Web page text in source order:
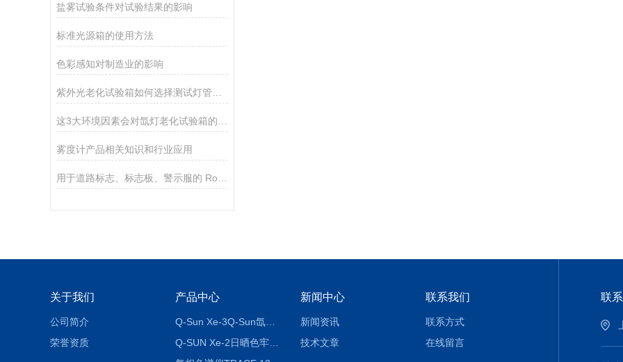
盐雾试验条件对试验结果的影响
标准光源箱的使用方法
色彩感知对制造业的影响
雾度计产品相关知识和行业应用
关于我们
公司简介
荣誉资质
产品中心
Q-Sun Xe-3Q-Sun氙灯老化箱
Q-SUN Xe-2日晒色牢度试验机_Q-SUN氙灯老化试验箱
新闻中心
新闻资讯
技术文章
联系我们
联系方式
在线留言
联